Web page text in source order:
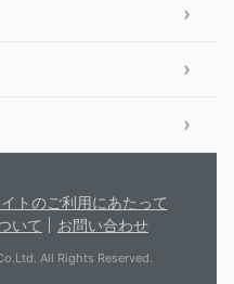
トのご利用にあたって
いて
お問い合わせ
All Rights Reserved.